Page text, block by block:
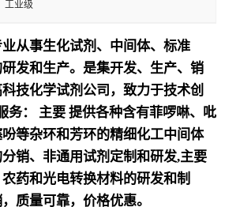
工业级
从事生化试剂、中间体、标准
发和生产。是集开发、生产、销
技化学试剂公司，致力于技术创
务： 主要 提供各种含有菲啰啉、吡
等杂环和芳环的精细化工中间体
销、非通用试剂定制和研发,主要
药和光电转换材料的研发和制
质量可靠，价格优惠。